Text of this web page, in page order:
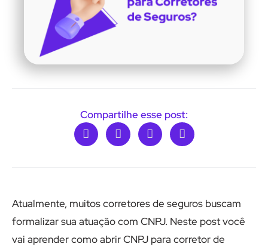
Compartilhe esse post:
Atualmente, muitos corretores de seguros buscam
formalizar sua atuação com CNPJ. Neste post você
vai aprender como abrir CNPJ para corretor de